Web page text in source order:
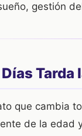
gestión
Tarda
que cambia
de la edad